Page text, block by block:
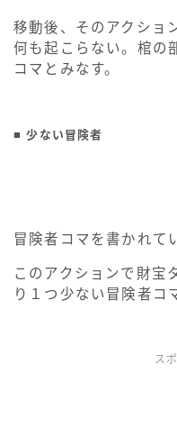
移動後、そのアクショ
何も起こらない。棺の
コマとみなす。
■ 少ない冒険者
冒険者コマを書かれて
このアクションで財宝
り１つ少ない冒険者コ
ス